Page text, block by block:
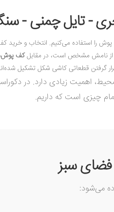
- تایل چمنی -
را استفاده می‌کنیم. انتخاب و خرید
از نامش مشخص است، در مقابلکف
گرفتن قطعاتی کاشی شکل تشکیل
اهمیت زیادی دارد. در
چیزی است که داریم.
فضای سبز